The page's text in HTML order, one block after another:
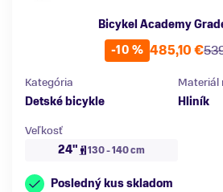
Bicykel Academy
-10 % 485,10 €
Kategória
Detské bicykle
Materiál
Hliník
Veľkosť
24"
130 - 140 cm
Posledný kus skladom